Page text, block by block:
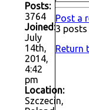
Posts:
3764
Joined:
July
14th,
2014,
4:42
pm
Location:
Szczecin,
Post a
3 posts
Return